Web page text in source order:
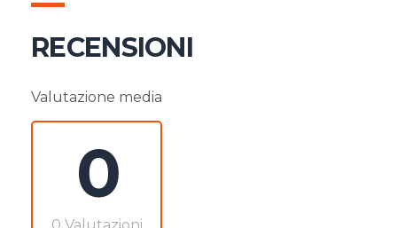
RECENSIONI
Valutazione media
0